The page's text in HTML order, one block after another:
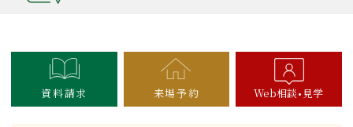
資料請求 来場予約 Web相談 見学